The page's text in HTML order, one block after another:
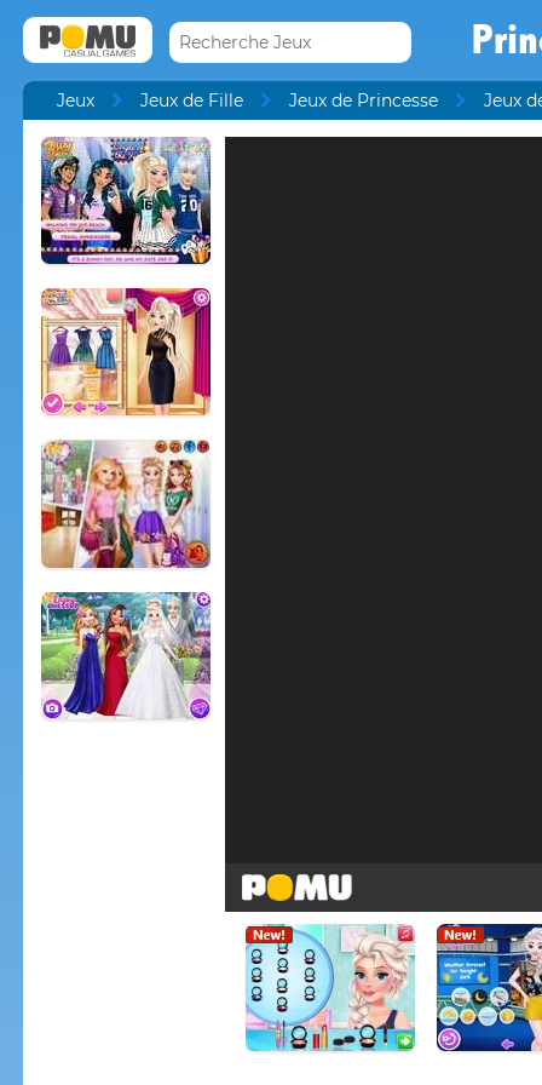
Jeux Jeux de Fille Jeux de Princesse Jeux